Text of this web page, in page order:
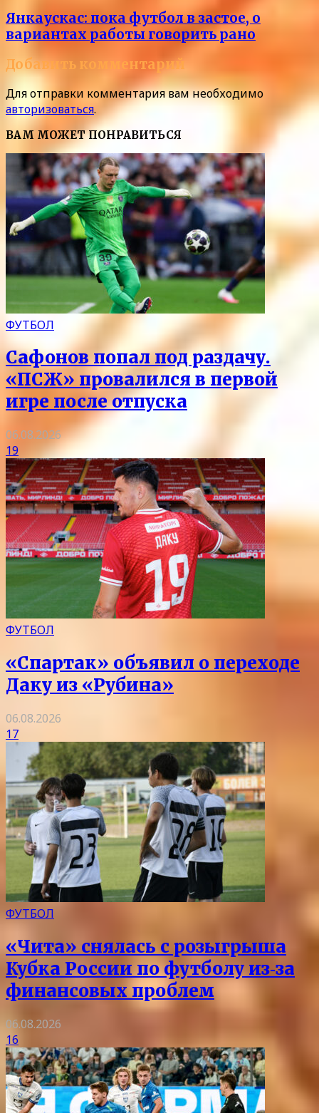
Янкаускас: пока футбол в застое, о
вариантах работы говорить рано
Добавить комментарий
Для отправки комментария вам необходимо
авторизоваться.
ВАМ МОЖЕТ ПОНРАВИТЬСЯ
ФУТБОЛ
Сафонов попал под раздачу.
«ПСЖ» провалился в первой
игре после отпуска
06.08.2026
19
ФУТБОЛ
«Спартак» объявил о переходе
Даку из «Рубина»
06.08.2026
17
ФУТБОЛ
«Чита» снялась с розыгрыша
Кубка России по футболу из‑за
финансовых проблем
06.08.2026
16